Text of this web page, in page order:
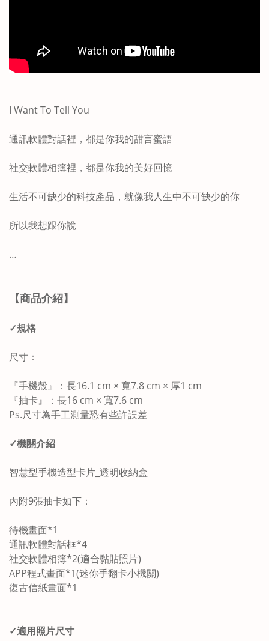
I Want To Tell You
通訊軟體對話裡，都是你我的甜言蜜語
社交軟體相簿裡，都是你我的美好回憶
生活不可缺少的科技產品，就像我人生中不可缺少的你
所以我想跟你說
…
【商品介紹】
✓規格
尺寸：
『手機殼』：長16.1 cm × 寬7.8 cm × 厚1 cm
『抽卡』：長16 cm × 寬7.6 cm
Ps.尺寸為手工測量恐有些許誤差
✓機關介紹
智慧型手機造型卡片_透明收納盒
內附9張抽卡如下：
待機畫面*1
通訊軟體對話框*4
社交軟體相簿*2(適合黏貼照片)
APP程式畫面*1(迷你手翻卡小機關)
復古信紙畫面*1
✓適用照片尺寸